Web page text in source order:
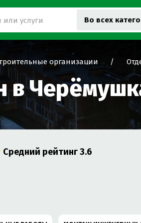
Во всех
организации
в
Средний рейтинг3.6